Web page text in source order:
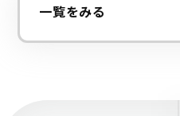
一覧をみる